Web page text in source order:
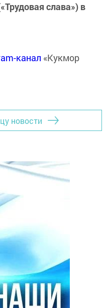
слава») в
канал «Кукмор
новости